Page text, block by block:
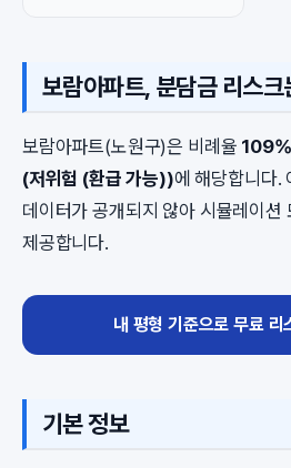
보람아파트, 분담금 리스
보람아파트(노원구)은 비례율 109%
(저위험 (환급 가능))에 해당합니다.
데이터가 공개되지 않아 시뮬레이션
제공합니다.
내 평형 기준으로 무료 리
기본 정보